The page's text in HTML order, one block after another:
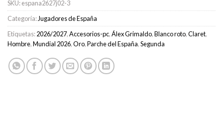
SKU:espana2627j02-3
Categoría:Jugadores de España
Etiquetas:2026/2027,Accesorios-pc,Álex Grimaldo,Blanco roto,Claret,
Hombre,Mundial 2026,Oro,Parche del España,Segunda